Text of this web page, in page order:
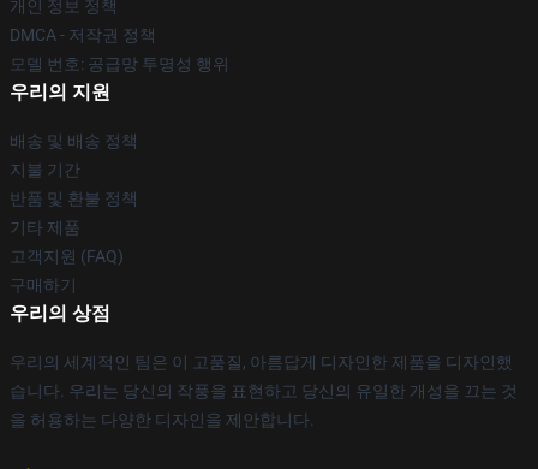
개인 정보 정책
DMCA - 저작권 정책
모델 번호: 공급망 투명성 행위
우리의 지원
배송 및 배송 정책
지불 기간
반품 및 환불 정책
기타 제품
고객지원 (FAQ)
구매하기
우리의 상점
우리의 세계적인 팀은 이 고품질, 아름답게 디자인한 제품을 디자인했
습니다. 우리는 당신의 작풍을 표현하고 당신의 유일한 개성을 끄는 것
을 허용하는 다양한 디자인을 제안합니다.